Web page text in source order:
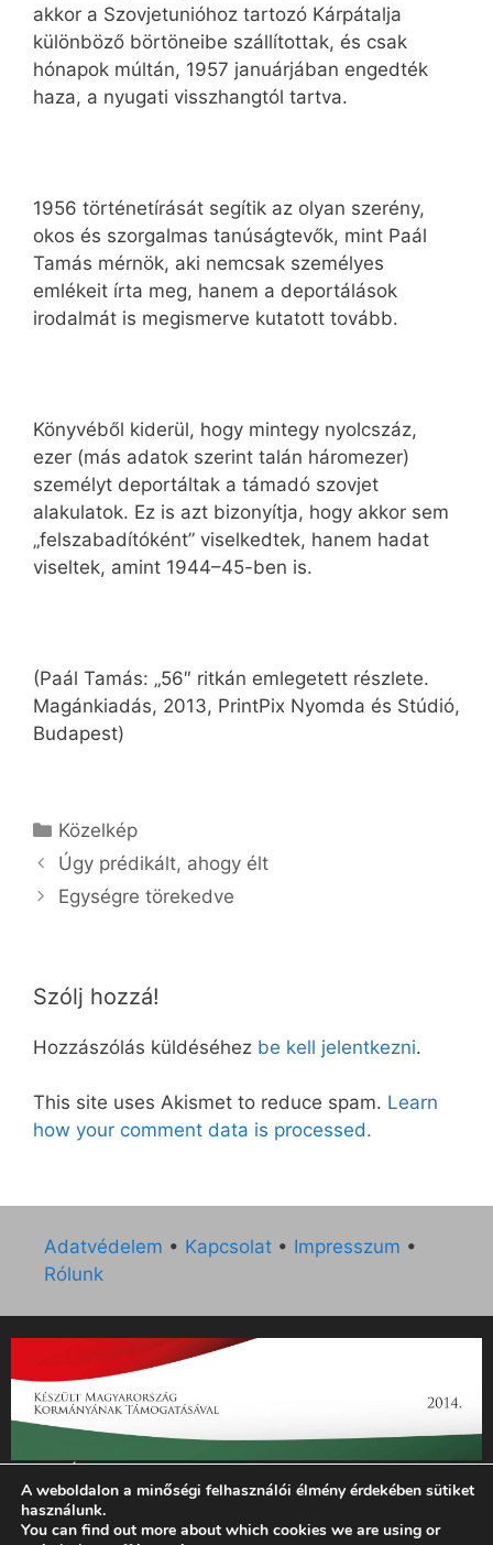
akkor a Szovjetunióhoz tartozó Kárpátalja
különböző börtöneibe szállítottak, és csak
hónapok múltán, 1957 januárjában engedték
haza, a nyugati visszhangtól tartva.
1956 történetírását segítik az olyan szerény,
okos és szorgalmas tanúságtevők, mint Paál
Tamás mérnök, aki nemcsak személyes
emlékeit írta meg, hanem a deportálások
irodalmát is megismerve kutatott tovább.
Könyvéből kiderül, hogy mintegy nyolcszáz,
ezer (más adatok szerint talán háromezer)
személyt deportáltak a támadó szovjet
alakulatok. Ez is azt bizonyítja, hogy akkor sem
„felszabadítóként” viselkedtek, hanem hadat
viseltek, amint 1944–45-ben is.
(Paál Tamás: „56″ ritkán emlegetett részlete.
Magánkiadás, 2013, PrintPix Nyomda és Stúdió,
Budapest)
Kategória
Közelkép
Úgy prédikált, ahogy élt
Egységre törekedve
Szólj hozzá!
Hozzászólás küldéséhez be kell jelentkezni.
This site uses Akismet to reduce spam. Learn
how your comment data is processed.
Adatvédelem • Kapcsolat • Impresszum •
Rólunk
„Az Új Ember katolikus hetilap 2014. évi működésének
támogatását az EGYH-KCP-14-P-0121 sz. támogatási
szerződés keretében 3 000 000 Ft összegben támogatta az
A weboldalon a minőségi felhasználói élmény érdekében sütiket
használunk.
You can find out more about which cookies we are using or